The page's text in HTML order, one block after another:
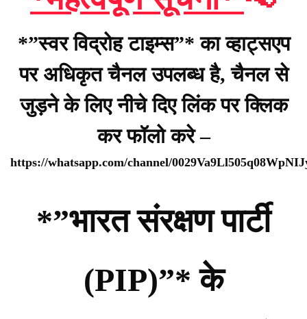
*”स्वर विद्रोह टाइम्स”* का व्हाट्सएप
पर अधिकृत चैनल उपलब्ध है, चैनल से
जुड़ने के लिए नीचे दिए लिंक पर क्लिक
कर फॉलो करे –
https://whatsapp.com/channel/
*”भारत संरक्षण पार्टी
(PIP)”* के